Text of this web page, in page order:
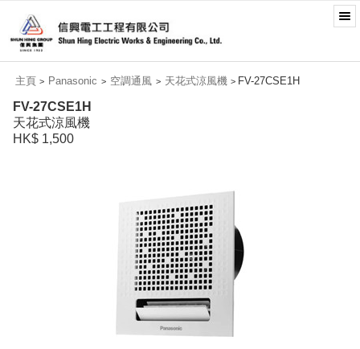
主頁 > Panasonic > 空調通風 > 天花式涼風機 > FV-27CSE1H
FV-27CSE1H
天花式涼風機
HK$ 1,500